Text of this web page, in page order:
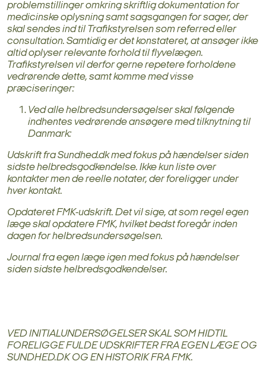
problemstillinger omkring skriftlig dokumentation for
medicinske oplysning samt sagsgangen for sager, der
skal sendes ind til Trafikstyrelsen som referred eller
consultation. Samtidig er det konstateret, at ansøger ikke
altid oplyser relevante forhold til flyvelægen.
Trafikstyrelsen vil derfor gerne repetere forholdene
vedrørende dette, samt komme med visse
præciseringer:
Ved alle helbredsundersøgelser skal følgende
indhentes vedrørende ansøgere med tilknytning til
Danmark:
Udskrift fra Sundhed.dk med fokus på hændelser siden
sidste helbredsgodkendelse. Ikke kun liste over
kontakter men de reelle notater, der foreligger under
hver kontakt.
Opdateret FMK-udskrift. Det vil sige, at som regel egen
læge skal opdatere FMK, hvilket bedst foregår inden
dagen for helbredsundersøgelsen.
Journal fra egen læge igen med fokus på hændelser
siden sidste helbredsgodkendelser.
VED INITIALUNDERSØGELSER SKAL SOM HIDTIL
FORELIGGE FULDE UDSKRIFTER FRA EGEN LÆGE OG
SUNDHED.DK OG EN HISTORIK FRA FMK.